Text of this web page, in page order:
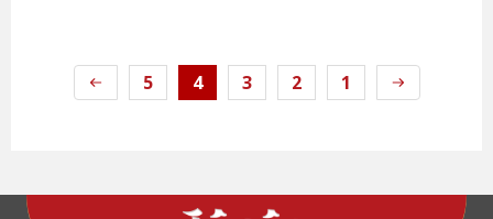
1
2
3
4
5